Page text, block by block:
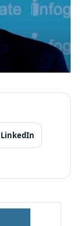
LinkedIn